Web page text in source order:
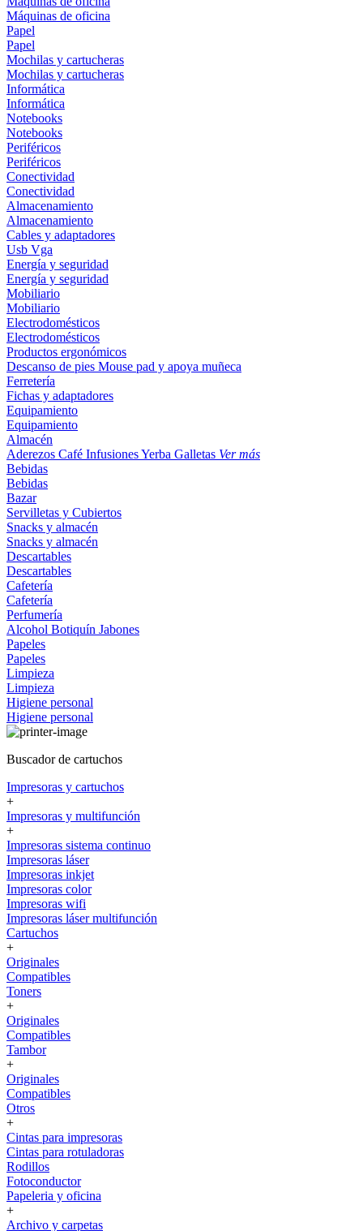
Máquinas de oficina
Papel
Papel
Mochilas y cartucheras
Mochilas y cartucheras
Informática
Informática
Notebooks
Notebooks
Periféricos
Periféricos
Conectividad
Conectividad
Almacenamiento
Almacenamiento
Cables y adaptadores
Usb Vga
Energía y seguridad
Energía y seguridad
Mobiliario
Mobiliario
Electrodomésticos
Electrodomésticos
Productos ergonómicos
Descanso de pies Mouse pad y apoya muñeca
Ferretería
Fichas y adaptadores
Equipamiento
Equipamiento
Almacén
Aderezos Café InfusionesYerba Galletas Ver más
Bebidas
Bebidas
Bazar
Servilletas y Cubiertos
Snacks y almacén
Snacks y almacén
Descartables
Descartables
Cafetería
Cafetería
Perfumería
Alcohol Botiquín Jabones
Papeles
Papeles
Limpieza
Limpieza
Higiene personal
Higiene personal
Buscador de cartuchos
Impresoras y cartuchos
+
Impresoras y multifunción
+
Impresoras sistema continuo
Impresoras láser
Impresoras inkjet
Impresoras color
Impresoras wifi
Impresoras láser multifunción
Cartuchos
+
Originales
Compatibles
Toners
+
Originales
Compatibles
Tambor
+
Originales
Compatibles
Otros
+
Cintas para impresoras
Cintas para rotuladoras
Rodillos
Fotoconductor
Papeleria y oficina
+
Archivo y carpetas